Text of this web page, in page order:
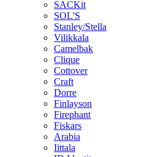
SACKit
SOL'S
Stanley/Stella
Vilikkala
Camelbak
Clique
Cottover
Craft
Dorre
Finlayson
Firephant
Fiskars
Arabia
Iittala